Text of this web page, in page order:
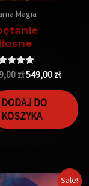
Magia
5
zł549,00 zł
DODAJ DO
KOSZYKA
Sale!